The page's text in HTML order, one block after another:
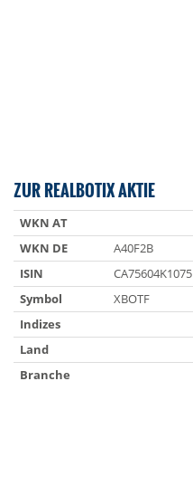
ZUR REALBOTIX AKTIE
WKN AT
WKN DE
A40F2B
ISIN
CA75604K1075
Symbol
XBOTF
Indizes
Land
Branche